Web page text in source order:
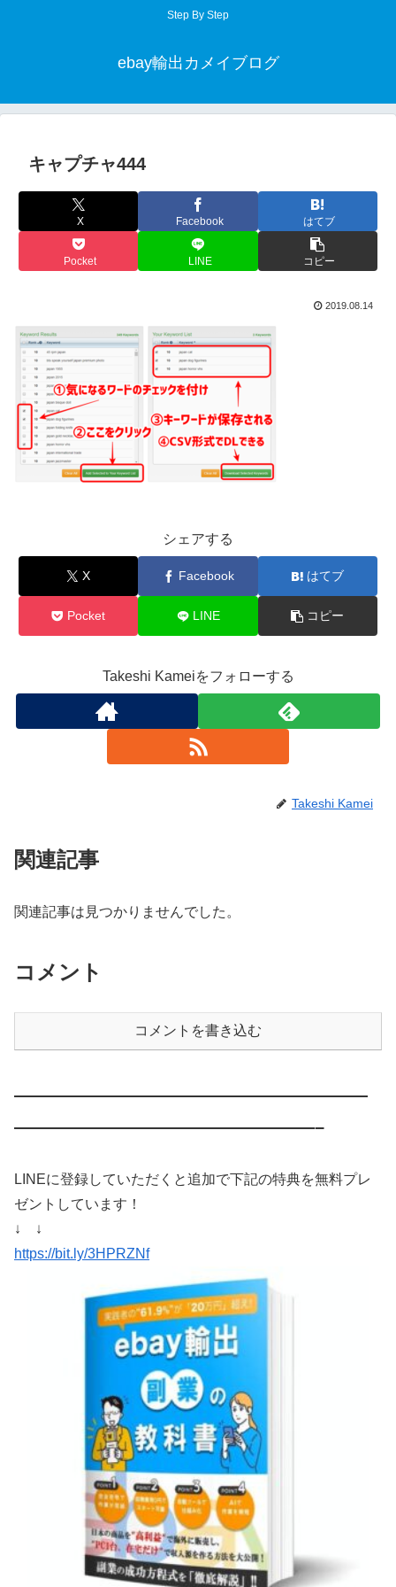
Step By Step
ebay輸出カメイブログ
キャプチャ444
X Facebook はてブ
Pocket LINE コピー
2019.08.14
シェアする
X Facebook はてブ
Pocket LINE コピー
Takeshi Kameiをフォローする
Takeshi Kamei
関連記事
関連記事は見つかりませんでした。
コメント
コメントを書き込む
————————————————————
—————————————————–
LINEに登録していただくと追加で下記の特典を無料プレ
ゼントしています！
↓ ↓
https://bit.ly/3HPRZNf